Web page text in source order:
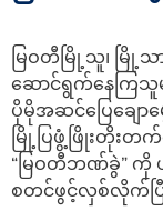
မြဝတီမြို့သူ၊ မြို့သ
ဆောင်ရွက်နေကြသူ
ပိုမိုအဆင်ပြေချော
မြို့ပြဖွံ့ဖြိုးတိုးတ
“မြဝတီဘဏ်ခွဲ” ကို
စတင်ဖွင့်လှစ်လိုက်ပြီ